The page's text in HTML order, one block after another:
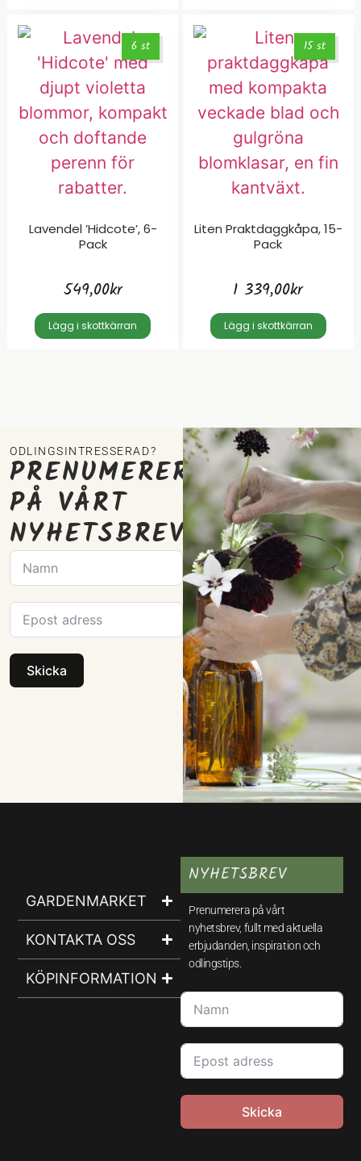
6 st
Lavendel ’Hidcote’, 6-
Pack
549,00kr
Lägg i skottkärran
15 st
Liten Praktdaggkåpa, 15-
Pack
1 339,00kr
Lägg i skottkärran
ODLINGSINTRESSERAD?
PRENUMERERA
PÅ VÅRT
NYHETSBREV
Skicka
GARDENMARKET
KONTAKTA OSS
KÖPINFORMATION
NYHETSBREV
Prenumerera på vårt
nyhetsbrev, fullt med aktuella
erbjudanden, inspiration och
odlingstips.
Skicka